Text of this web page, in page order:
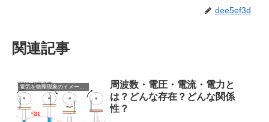
dee5ef3d
関連記事
周波数・電圧・電流・電力と
は？どんな存在？どんな関係
性？